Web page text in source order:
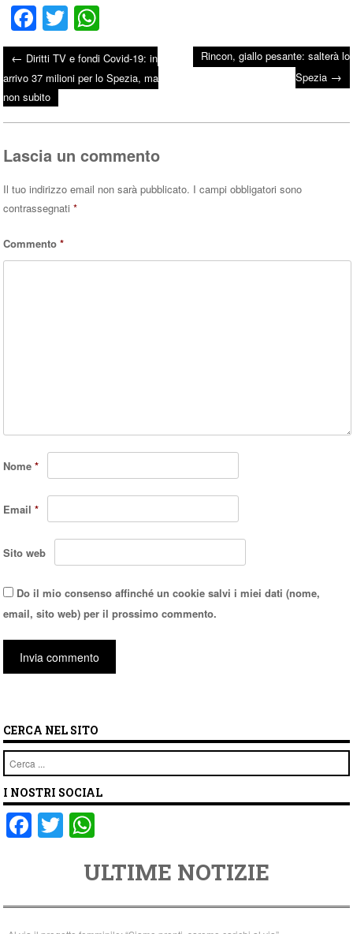
Fa
ce
bo
ok
T
wi
tte
r
ha
ts
A
pp
Post navigation
← Diritti TV e fondi Covid-19: in
arrivo 37 milioni per lo Spezia, ma
non subito
Rincon, giallo pesante: salterà lo
Spezia →
Lascia un commento
Il tuo indirizzo email non sarà pubblicato. I campi obbligatori sono
contrassegnati*
Commento*
Nome*
Email*
Sito web
Do il mio consenso affinché un cookie salvi i miei dati (nome,
email, sito web) per il prossimo commento.
CERCA NEL SITO
Cerca
I NOSTRI SOCIAL
F
e
b
T
er
at
s
A
ULTIME NOTIZIE